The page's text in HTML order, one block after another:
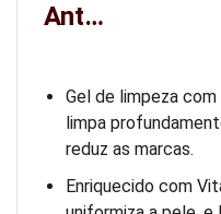
Ant…
Gel de limpeza
limpa
reduz as marcas.
Enriquecido com